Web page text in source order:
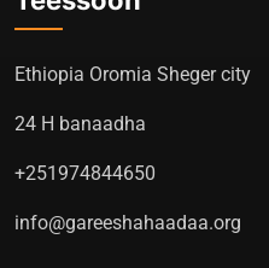
Ethiopia Oromia Sheger city
24 H banaadha
+251974844650
info@gareeshahaadaa.org